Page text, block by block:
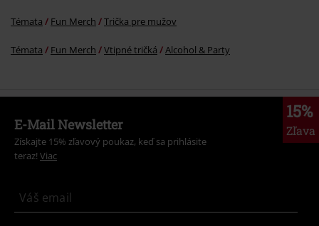
Témata Fun Merch Trička pre mužov
Témata Fun Merch Vtipné tričká Alcohol & Party
15%
Zľava
E-Mail Newsletter
Získajte 15% zľavový poukaz, keď sa prihlásite
teraz! Viac